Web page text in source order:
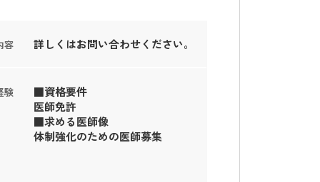
容 詳しくはお問い合わせください。
験
■資格要件
医師免許
■求める医師像
体制強化のための医師募集